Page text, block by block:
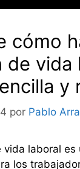
cómo
de vida
y
por Pablo
vida laboral es
los